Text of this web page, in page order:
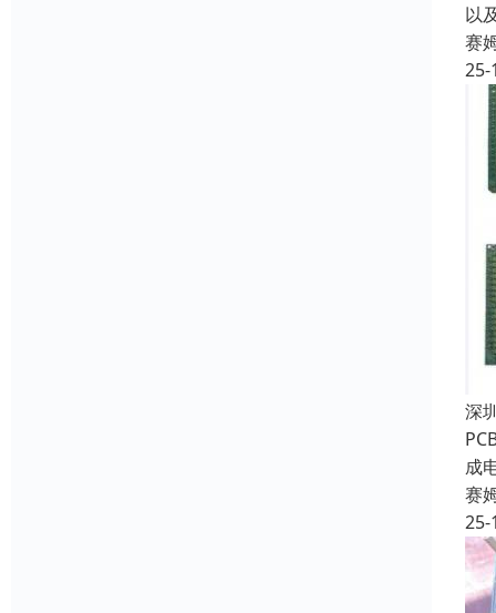
以
赛
25-
深
成
赛
25-